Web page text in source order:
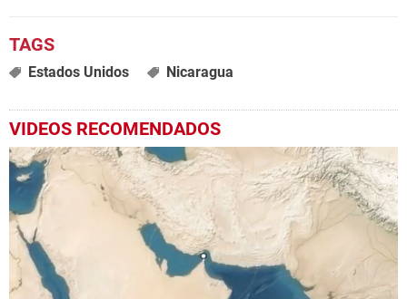
Estados Unidos Nicaragua
VIDEOS RECOMENDADOS